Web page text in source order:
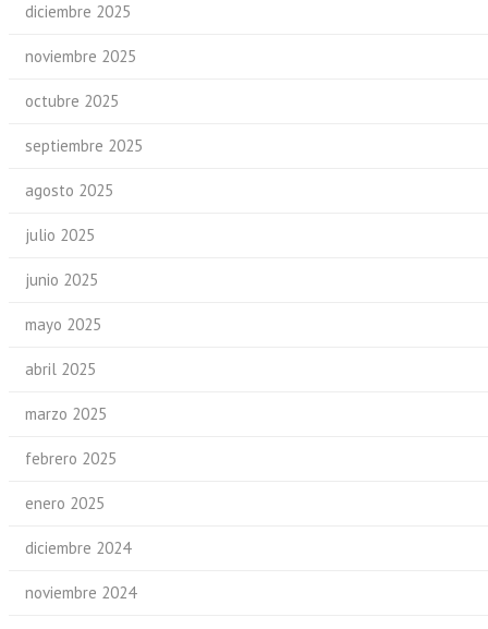
diciembre 2025
noviembre 2025
octubre 2025
septiembre 2025
agosto 2025
julio 2025
junio 2025
mayo 2025
abril 2025
marzo 2025
febrero 2025
enero 2025
diciembre 2024
noviembre 2024